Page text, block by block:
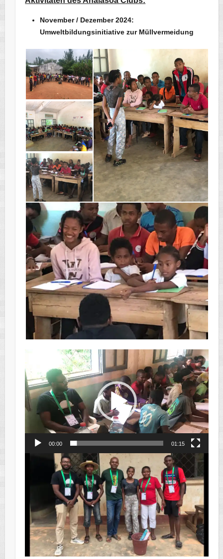
November / Dezember 2024:
Umweltbildungsinitiative zur Müllvermeidung
Player
00:00 01:15